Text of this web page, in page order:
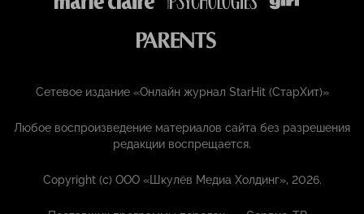
Сетевое издание «Онлайн журнал StarHit (СтарХит)»
Любое воспроизведение материалов сайта без разрешения
редакции воспрещается.
Copyright (с) ООО «Шкулёв Медиа Холдинг», 2026.